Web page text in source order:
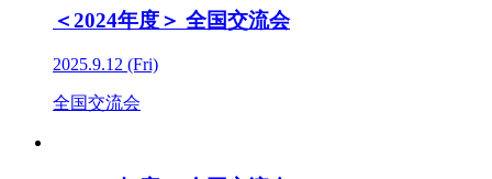
＜2024年度＞ 全国交流会
2025.9.12 (Fri)
全国交流会